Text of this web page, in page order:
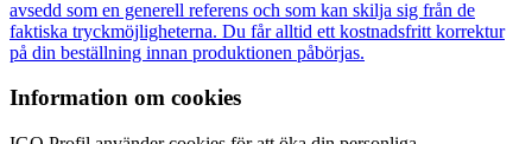
avsedd som en generell referens och som kan skilja sig från de
faktiska tryckmöjligheterna. Du får alltid ett kostnadsfritt korrektur
på din beställning innan produktionen påbörjas.
Information om cookies